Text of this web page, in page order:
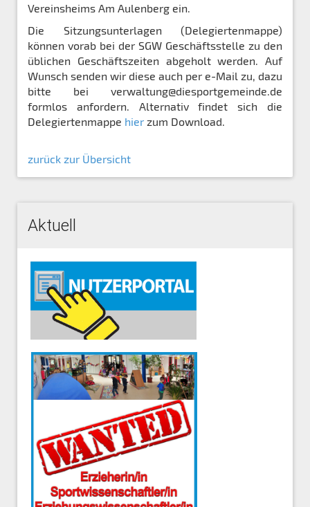
Vereinsheims Am Aulenberg ein.
Die Sitzungsunterlagen (Delegiertenmappe)
können vorab bei der SGW Geschäftsstelle zu den
üblichen Geschäftszeiten abgeholt werden. Auf
Wunsch senden wir diese auch per e-Mail zu, dazu
bitte bei verwaltung@diesportgemeinde.de
formlos anfordern. Alternativ findet sich die
Delegiertenmappe hier zum Download.
zurück zur Übersicht
Aktuell